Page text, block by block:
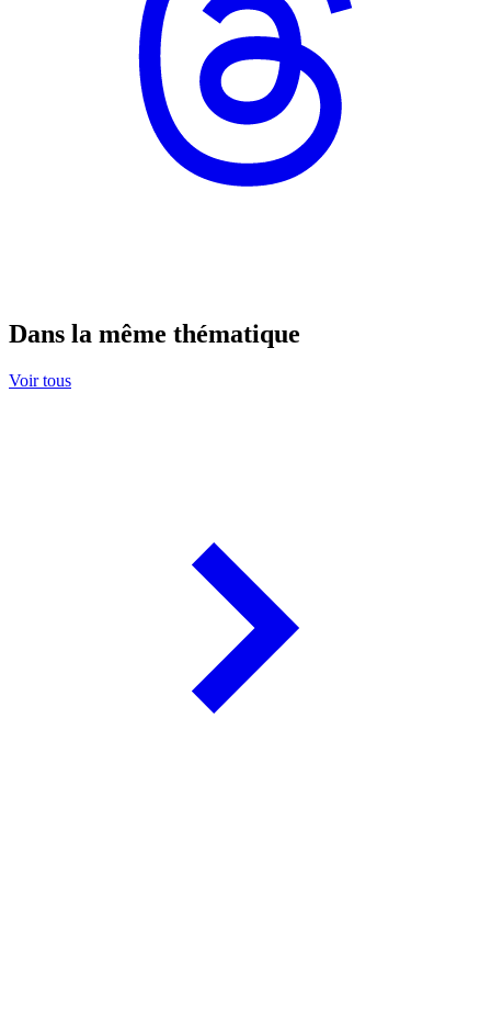
Dans la même thématique
Voir tous